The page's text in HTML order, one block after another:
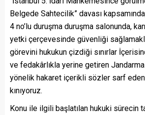
Belgede Sahtecilik” davası
4 no’lu duruşma duruşma salonunda,
yetki çerçevesinde güvenliği
görevini hukukun çizdiği sınırlar
ve fedakârlıkla yerine getiren
yönelik hakaret içerikli sözler sarf eden
kınıyoruz.
Konu ile ilgili başlatılan hukuki sürecin